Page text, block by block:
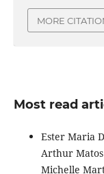
MORE
Most read
Ester Maria
Arthur
Michelle